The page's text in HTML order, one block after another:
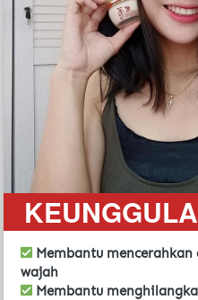
Membantu
wajah
Membantu